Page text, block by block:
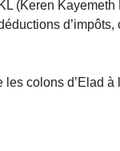
(Keren
colons d’Elad à